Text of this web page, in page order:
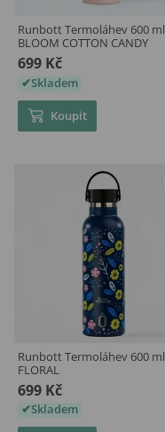
Runbott Termoláhev 600 ml
BLOOM COTTON CANDY
699 Kč
Skladem
Koupit
Runbott Termoláhev 600 ml
FLORAL
699 Kč
Skladem